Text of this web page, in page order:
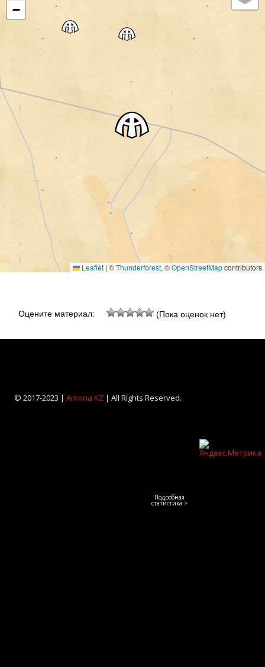
−
Leaflet | ©Thunderforest, ©OpenStreetMapcontributors
Оцените материал: (Пока оценок нет)
© 2017-2023 | Arkona KZ| All Rights Reserved.
Подробная
статистика >